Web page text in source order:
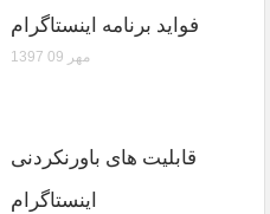
فواید برنامه اینستاگرام
1397 مهر 09
قابلیت های باورنکردنی
اینستاگرام